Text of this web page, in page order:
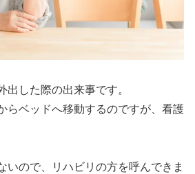
出した際の出来事です。
らベッドへ移動するのですが、看護
いので、リハビリの方を呼んできま